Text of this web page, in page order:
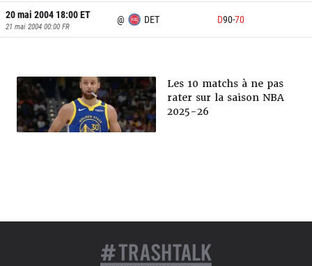
20 mai 2004 18:00ET
21 mai 2004 00:00 FR
@ DET D90-70
Les 10 matchs à ne pas
rater sur la saison NBA
2025-26